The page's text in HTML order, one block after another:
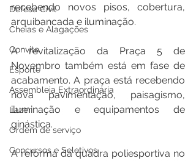
Defesa Civil
Cheias e Alagações
Convite
Esporte
Assembleia Extraordinária
Lazer
Ordem de serviço
Concursos e Seletivos
recebendo novos pisos, cobertura,
arquibancada e iluminação.
A revitalização da Praça 5 de
Novembro também está em fase de
acabamento. A praça está recebendo
nova pavimentação, paisagismo,
iluminação e equipamentos de
ginástica.
A reforma da quadra poliesportiva no